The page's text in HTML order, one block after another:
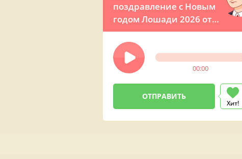
поздравление с Новым
годом Лошади 2026 от
Путина
00:00
Хит!